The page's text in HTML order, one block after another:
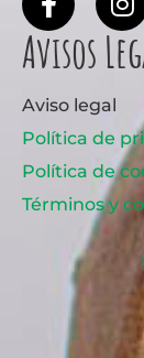
Avisos
Aviso legal
Política de
Política de
Términos y